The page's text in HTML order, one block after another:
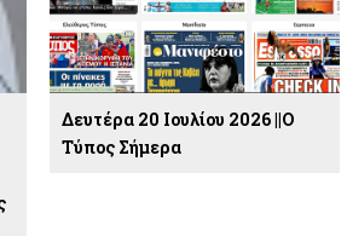
Δευτέρα 20 Ιουλίου 2026 ||Ο
Τύπος Σήμερα